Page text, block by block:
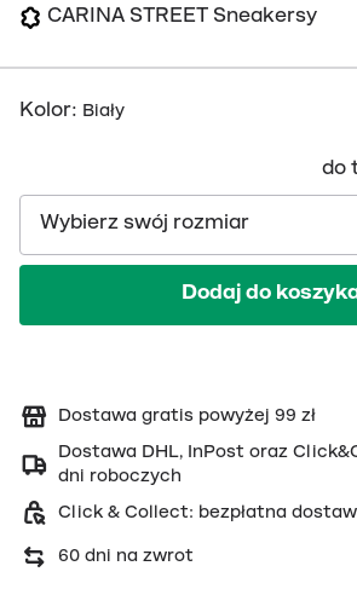
CARINA STREET Sneakersy
Kolor: Biały
do
Wybierz swój rozmiar
Dodaj do
Dostawa gratis powyżej 99 zł
Dostawa DHL, InPost oraz
dni roboczych
Click & Collect: bezpłatna
60 dni na zwrot